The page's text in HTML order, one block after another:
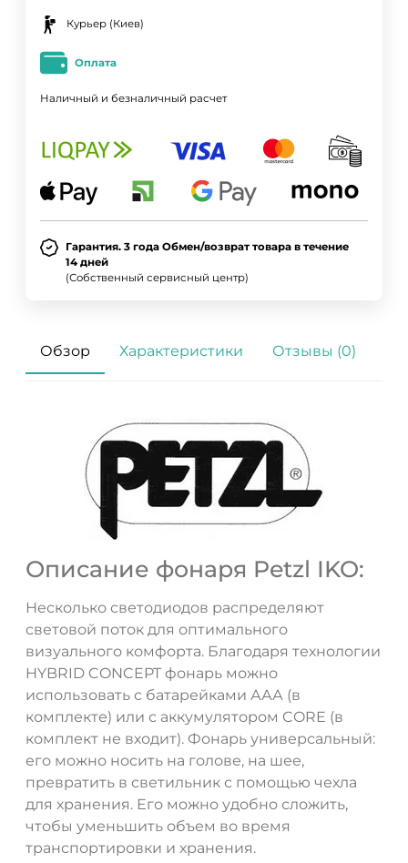
Курьер (Киев)
Оплата
Наличный и безналичный расчет
Гарантия. 3 года Обмен/возврат товара в течение
14 дней
(Собственный сервисный центр)
Обзор Характеристики Отзывы (0)
Описание фонаря Petzl IKO:
Несколько светодиодов распределяют
световой поток для оптимального
визуального комфорта. Благодаря технологии
HYBRID CONCEPT фонарь можно
использовать с батарейками ААА (в
комплекте) или с аккумулятором CORE (в
комплект не входит). Фонарь универсальный:
его можно носить на голове, на шее,
превратить в светильник с помощью чехла
для хранения. Его можно удобно сложить,
чтобы уменьшить объем во время
транспортировки и хранения.